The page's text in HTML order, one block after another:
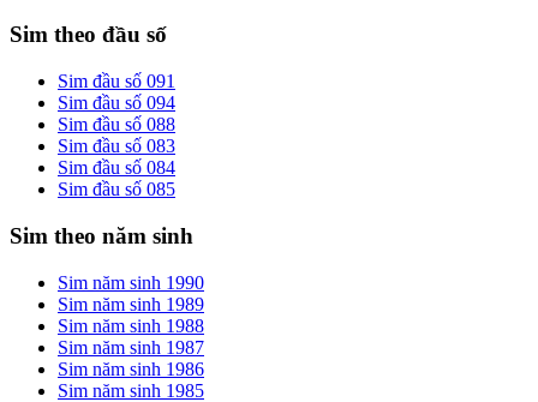
Sim theo đầu số
Sim đầu số 091
Sim đầu số 094
Sim đầu số 088
Sim đầu số 083
Sim đầu số 084
Sim đầu số 085
Sim theo năm sinh
Sim năm sinh 1990
Sim năm sinh 1989
Sim năm sinh 1988
Sim năm sinh 1987
Sim năm sinh 1986
Sim năm sinh 1985